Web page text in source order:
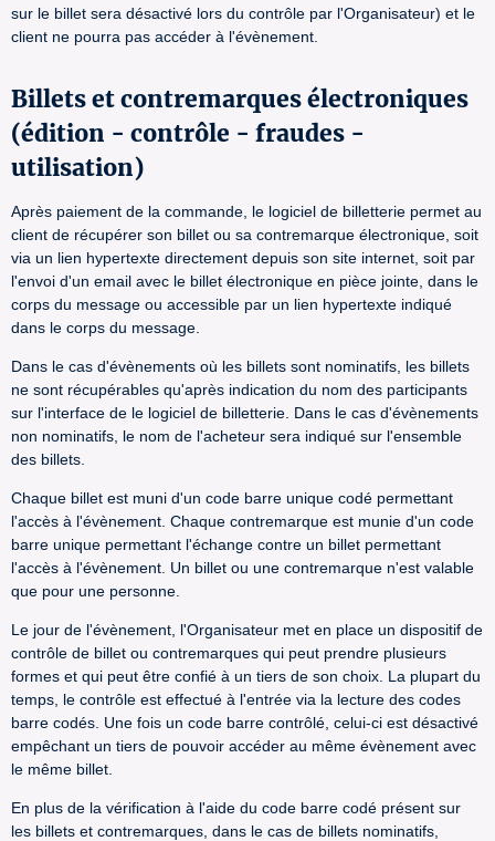
sur le billet sera désactivé lors du contrôle par l'Organisateur) et le
client ne pourra pas accéder à l'évènement.
Billets et contremarques électroniques
(édition - contrôle - fraudes -
utilisation)
Après paiement de la commande, le logiciel de billetterie permet au
client de récupérer son billet ou sa contremarque électronique, soit
via un lien hypertexte directement depuis son site internet, soit par
l'envoi d'un email avec le billet électronique en pièce jointe, dans le
corps du message ou accessible par un lien hypertexte indiqué
dans le corps du message.
Dans le cas d'évènements où les billets sont nominatifs, les billets
ne sont récupérables qu'après indication du nom des participants
sur l'interface de le logiciel de billetterie. Dans le cas d'évènements
non nominatifs, le nom de l'acheteur sera indiqué sur l'ensemble
des billets.
Chaque billet est muni d'un code barre unique codé permettant
l'accès à l'évènement. Chaque contremarque est munie d'un code
barre unique permettant l'échange contre un billet permettant
l'accès à l'évènement. Un billet ou une contremarque n'est valable
que pour une personne.
Le jour de l'évènement, l'Organisateur met en place un dispositif de
contrôle de billet ou contremarques qui peut prendre plusieurs
formes et qui peut être confié à un tiers de son choix. La plupart du
temps, le contrôle est effectué à l'entrée via la lecture des codes
barre codés. Une fois un code barre contrôlé, celui-ci est désactivé
empêchant un tiers de pouvoir accéder au même évènement avec
le même billet.
En plus de la vérification à l'aide du code barre codé présent sur
les billets et contremarques, dans le cas de billets nominatifs,